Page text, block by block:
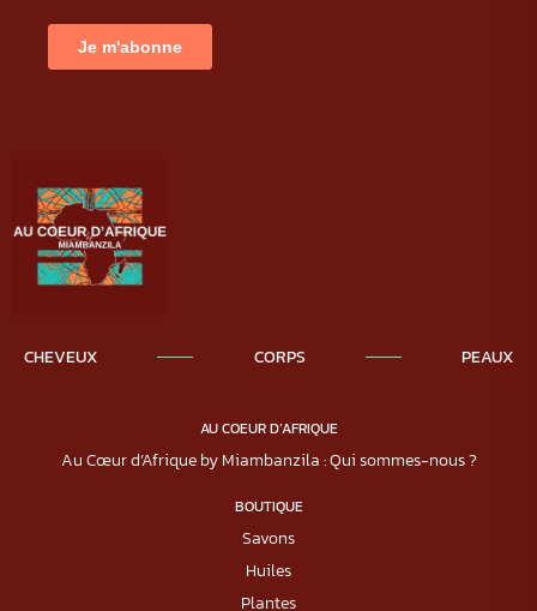
CHEVEUX CORPS PEAUX
AU COEUR D’AFRIQUE
Au Cœur d’Afrique by Miambanzila : Qui sommes-nous ?
BOUTIQUE
Savons
Huiles
Plantes